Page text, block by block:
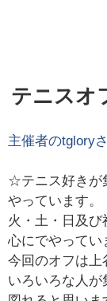
テニスオ
主催者のtglory
☆テニス好きが
やっています。
火・土・日及び
心にでやってい
今回のオフは上
いろいろな人が